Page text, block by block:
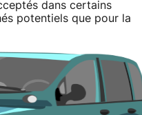
dans certains
potentiels que pour la